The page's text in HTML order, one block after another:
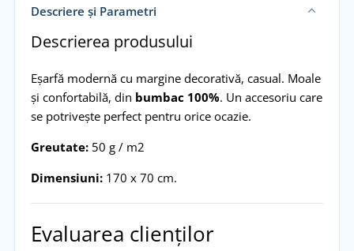
Descriere și Parametri
Descrierea produsului
Eșarfă modernă cu margine decorativă, casual. Moale
și confortabilă, din bumbac 100%. Un accesoriu care
se potrivește perfect pentru orice ocazie.
Greutate:50 g / m2
Dimensiuni:170 x 70 cm.
Evaluarea clienților